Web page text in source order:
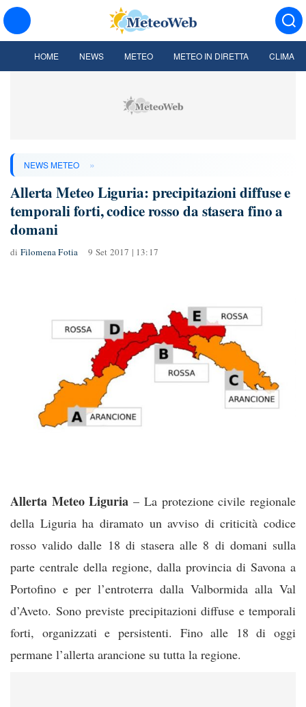
HOME NEWS METEO METEO IN DIRETTA CLIMA
NEWS METEO »
Allerta Meteo Liguria: precipitazioni diffuse e
temporali forti, codice rosso da stasera fino a
domani
di Filomena Fotia 9 Set 2017 | 13:17
Allerta Meteo Liguria – La protezione civile regionale
della Liguria ha diramato un avviso di criticità codice
rosso valido dalle 18 di stasera alle 8 di domani sulla
parte centrale della regione, dalla provincia di Savona a
Portofino e per l’entroterra dalla Valbormida alla Val
d’Aveto. Sono previste precipitazioni diffuse e temporali
forti, organizzati e persistenti. Fino alle 18 di oggi
permane l’allerta arancione su tutta la regione.